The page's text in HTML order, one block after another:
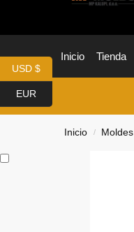
Inicio Tienda
Inicio / Moldes
USD $
EUR